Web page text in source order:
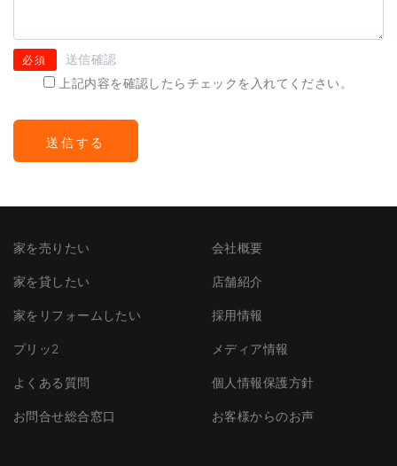
必須
送信確認
上記内容を確認したらチェックを入れてください。
家を売りたい
家を貸したい
家をリフォームしたい
プリッ2
よくある質問
お問合せ総合窓口
会社概要
店舗紹介
採用情報
メディア情報
個人情報保護方針
お客様からのお声